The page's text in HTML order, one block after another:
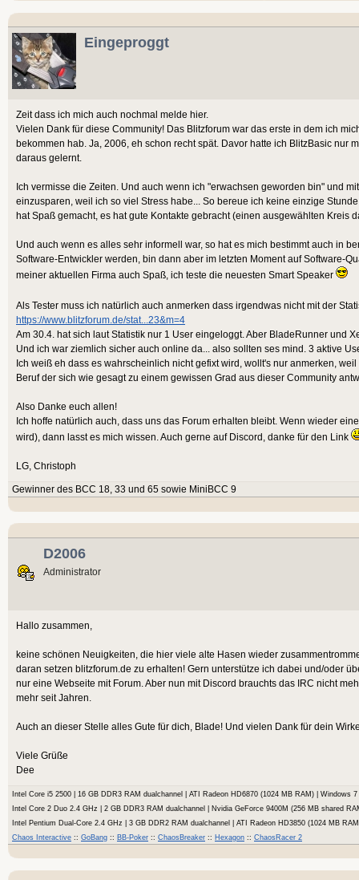
Eingeproggt
Zeit dass ich mich auch nochmal melde hier.
Vielen Dank für diese Community! Das Blitzforum war das erste in dem ich
bekommen hab. Ja, 2006, eh schon recht spät. Davor hatte ich BlitzBasic nur
daraus gelernt.
Ich vermisse die Zeiten. Und auch wenn ich "erwachsen geworden bin" und
einzusparen, weil ich so viel Stress habe... So bereue ich keine einzige
hat Spaß gemacht, es hat gute Kontakte gebracht (einen ausgewählten Kreis
Und auch wenn es alles sehr informell war, so hat es mich bestimmt auch in
Software-Entwickler werden, bin dann aber im letzten Moment auf Software-
meiner aktuellen Firma auch Spaß, ich teste die neuesten Smart Speaker
Als Tester muss ich natürlich auch anmerken dass irgendwas nicht mit der
https://www.blitzforum.de/stat...23&m=4
Am 30.4. hat sich laut Statistik nur 1 User eingeloggt. Aber BladeRunner und
Und ich war ziemlich sicher auch online da... also sollten ses mind. 3 aktive
Ich weiß eh dass es wahrscheinlich nicht gefixt wird, wollt's nur anmerken,
Beruf der sich wie gesagt zu einem gewissen Grad aus dieser Community
Also Danke euch allen!
Ich hoffe natürlich auch, dass uns das Forum erhalten bleibt. Wenn wieder
wird), dann lasst es mich wissen. Auch gerne auf Discord, danke für den Link
LG, Christoph
Gewinner des BCC 18, 33 und 65 sowie MiniBCC 9
D2006
Administrator
Hallo zusammen,
keine schönen Neuigkeiten, die hier viele alte Hasen wieder
daran setzen blitzforum.de zu erhalten! Gern unterstütze ich dabei und/oder
nur eine Webseite mit Forum. Aber nun mit Discord brauchts das IRC nicht
mehr seit Jahren.
Auch an dieser Stelle alles Gute für dich, Blade! Und vielen Dank für dein
Viele Grüße
Dee
Intel Core i5 2500 | 16 GB DDR3 RAM dualchannel | ATI Radeon HD6870 (1024 MB RAM) | Windows
Intel Core 2 Duo 2.4 GHz | 2 GB DDR3 RAM dualchannel | Nvidia GeForce 9400M (256 MB shared
Intel Pentium Dual-Core 2.4 GHz | 3 GB DDR2 RAM dualchannel | ATI Radeon HD3850 (1024 MB
Chaos Interactive :: GoBang :: BB-Poker :: ChaosBreaker :: Hexagon :: ChaosRacer 2